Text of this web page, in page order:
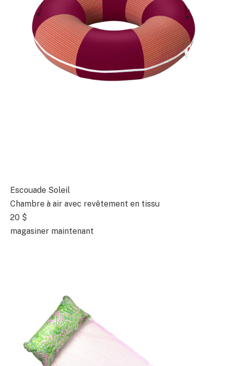
Escouade Soleil
Chambre à air avec revêtement en tissu
20 $
magasiner maintenant